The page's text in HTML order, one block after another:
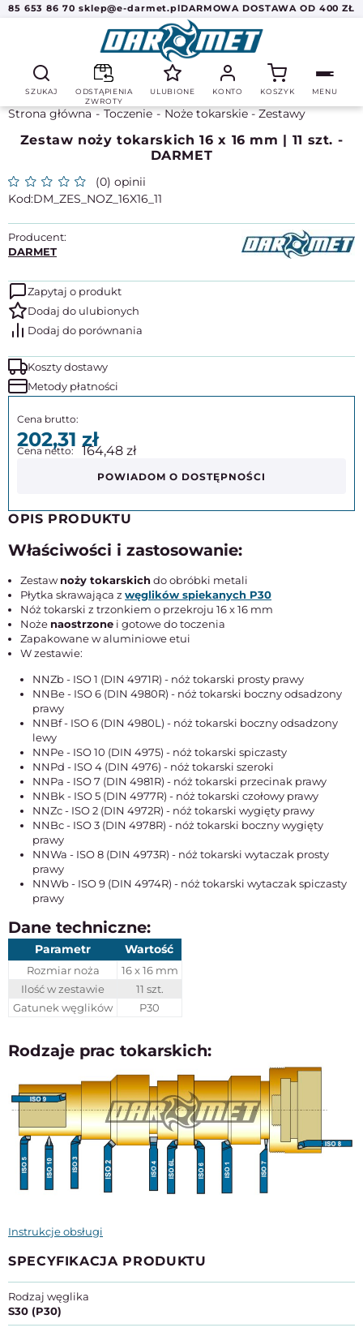
85 653 86 70 sklep@e-darmet.plDARMOWA DOSTAWA OD 400 ZŁ
SZUKAJ
ODSTĄPIENIA
ZWROTY
ULUBIONE KONTO KOSZYK MENU
Strona główna Toczenie Noże tokarskie - Zestawy
Zestaw noży tokarskich 16 x 16 mm | 11 szt. -
DARMET
(0) opinii
DM_ZES_NOZ_16X16_11
Producent:
DARMET
Zapytaj o produkt
Koszty dostawy
Metody płatności
202,31 164,48
POWIADOM O DOSTĘPNOŚCI
OPIS PRODUKTU
Właściwości i zastosowanie:
Zestawnoży tokarskich do obróbki metali
Płytka skrawająca z węglików spiekanych P30
Nóż tokarski z trzonkiem o przekroju 16 x 16 mm
Noże naostrzone i gotowe do toczenia
Zapakowane w aluminiowe etui
W zestawie:
NNZb - ISO 1 (DIN 4971R) - nóż tokarski prosty prawy
NNBe - ISO 6 (DIN 4980R) - nóż tokarski boczny odsadzony
prawy
NNBf - ISO 6 (DIN 4980L) - nóż tokarski boczny odsadzony
lewy
NNPe - ISO 10 (DIN 4975) - nóż tokarski spiczasty
NNPd - ISO 4 (DIN 4976) - nóż tokarski szeroki
NNPa - ISO 7 (DIN 4981R) - nóż tokarski przecinak prawy
NNBk - ISO 5 (DIN 4977R) - nóż tokarski czołowy prawy
NNZc - ISO 2 (DIN 4972R) - nóż tokarski wygięty prawy
NNBc - ISO 3 (DIN 4978R) - nóż tokarski boczny wygięty
prawy
NNWa - ISO 8 (DIN 4973R) - nóż tokarski wytaczak prosty
prawy
NNWb - ISO 9 (DIN 4974R) - nóż tokarski wytaczak spiczasty
prawy
Dane techniczne:
Parametr Wartość
Rozmiar noża
16 x 16 mm
Ilość w zestawie
11 szt.
Gatunek węglików
P30
Rodzaje prac tokarskich:
Instrukcje obsługi
SPECYFIKACJA PRODUKTU
Rodzaj węglika
S30 (P30)